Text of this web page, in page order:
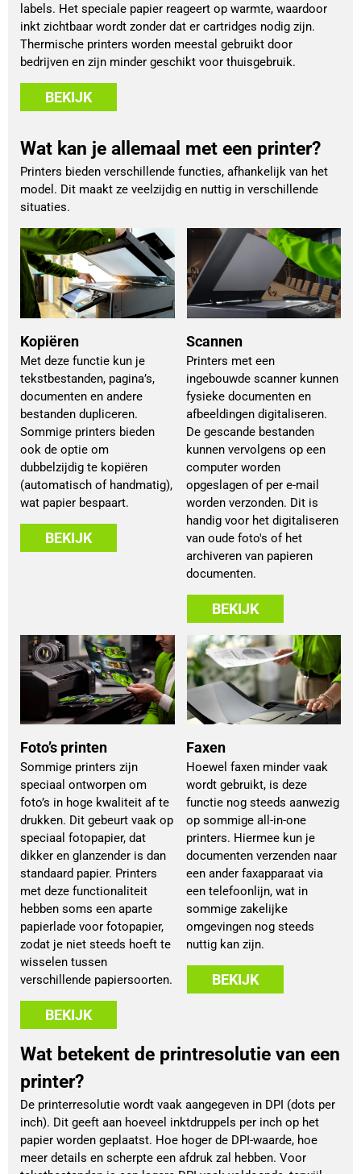
labels. Het speciale papier reageert op warmte, waardoor
inkt zichtbaar wordt zonder dat er cartridges nodig zijn.
Thermische printers worden meestal gebruikt door
bedrijven en zijn minder geschikt voor thuisgebruik.
BEKIJK
Wat kan je allemaal met een printer?
Printers bieden verschillende functies, afhankelijk van het
model. Dit maakt ze veelzijdig en nuttig in verschillende
situaties.
Kopiëren
Met deze functie kun je
tekstbestanden, pagina’s,
documenten en andere
bestanden dupliceren.
Sommige printers bieden
ook de optie om
dubbelzijdig te kopiëren
(automatisch of handmatig),
wat papier bespaart.
BEKIJK
Scannen
Printers met een
ingebouwde scanner kunnen
fysieke documenten en
afbeeldingen digitaliseren.
De gescande bestanden
kunnen vervolgens op een
computer worden
opgeslagen of per e-mail
worden verzonden. Dit is
handig voor het digitaliseren
van oude foto's of het
archiveren van papieren
documenten.
BEKIJK
Foto’s printen
Sommige printers zijn
speciaal ontworpen om
foto’s in hoge kwaliteit af te
drukken. Dit gebeurt vaak op
speciaal fotopapier, dat
dikker en glanzender is dan
standaard papier. Printers
met deze functionaliteit
hebben soms een aparte
papierlade voor fotopapier,
zodat je niet steeds hoeft te
wisselen tussen
verschillende papiersoorten.
BEKIJK
Faxen
Hoewel faxen minder vaak
wordt gebruikt, is deze
functie nog steeds aanwezig
op sommige all-in-one
printers. Hiermee kun je
documenten verzenden naar
een ander faxapparaat via
een telefoonlijn, wat in
sommige zakelijke
omgevingen nog steeds
nuttig kan zijn.
BEKIJK
Wat betekent de printresolutie van een
printer?
De printerresolutie wordt vaak aangegeven in DPI (dots per
inch). Dit geeft aan hoeveel inktdruppels per inch op het
papier worden geplaatst. Hoe hoger de DPI-waarde, hoe
meer details en scherpte een afdruk zal hebben. Voor